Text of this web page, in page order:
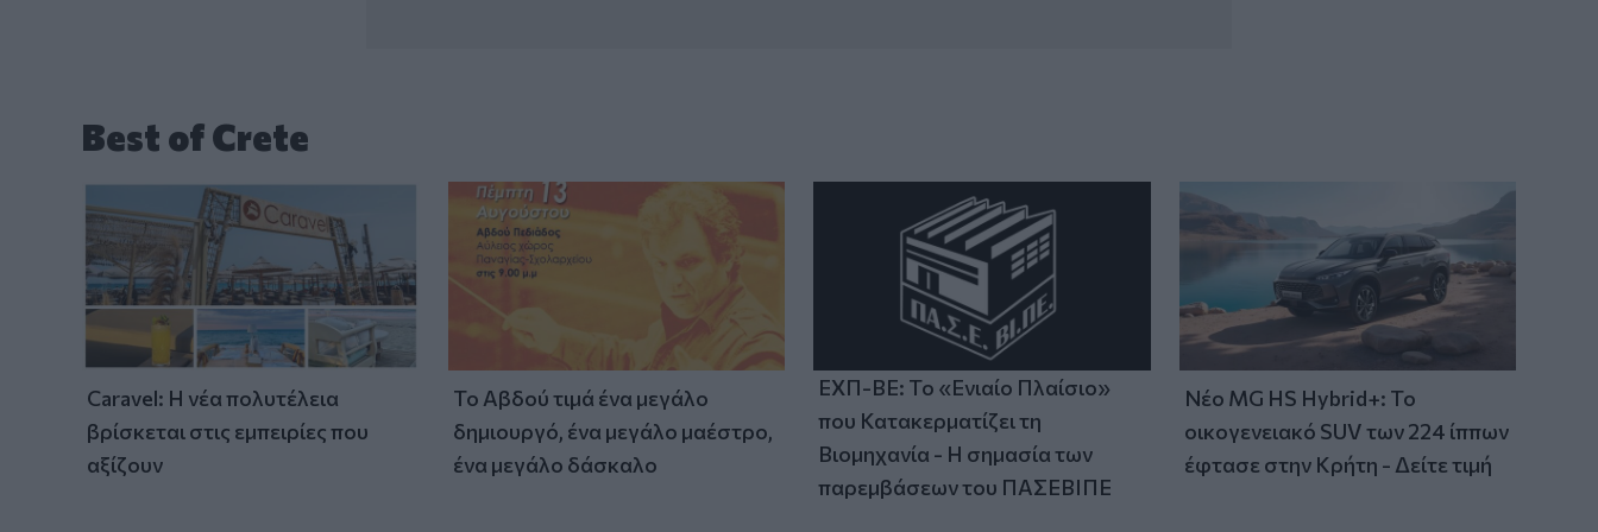
Best of Crete
Caravel: Η νέα πολυτέλεια
βρίσκεται στις εμπειρίες που
αξίζουν
Το Αβδού τιμά ένα μεγάλο
δημιουργό, ένα μεγάλο μαέστρο,
ένα μεγάλο δάσκαλο
ΕΧΠ-ΒΕ: Το «Ενιαίο Πλαίσιο»
που Κατακερματίζει τη
Βιομηχανία - Η σημασία των
παρεμβάσεων του ΠΑΣΕΒΙΠΕ
Νέο MG HS Hybrid+: Το
οικογενειακό SUV των 224 ίππων
έφτασε στην Κρήτη - Δείτε τιμή